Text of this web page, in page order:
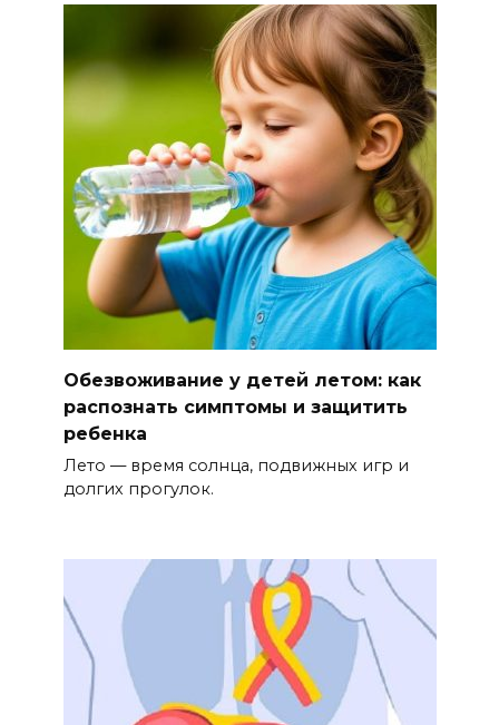
Обезвоживание у детей летом: как
распознать симптомы и защитить
ребенка
Лето — время солнца, подвижных игр и
долгих прогулок.